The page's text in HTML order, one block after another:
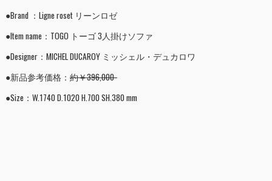
●Brand ：Ligne roset リーンロゼ
●Item name：TOGO トーゴ 3人掛けソファ
●Designer：MICHEL DUCAROY ミッシェル・デュカロワ
●新品参考価格： 約￥396,000-
●Size：W.1740 D.1020 H.700 SH.380 mm